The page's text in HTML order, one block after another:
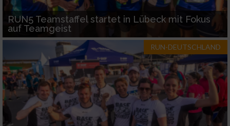
RUN5 Teamstaffel startet in Lübeck mit Fokus
auf Teamgeist
RUN-DEUTSCHLAND